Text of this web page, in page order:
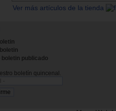
Ver más artículos de la tienda
boletin publicado
boletín quincenal.